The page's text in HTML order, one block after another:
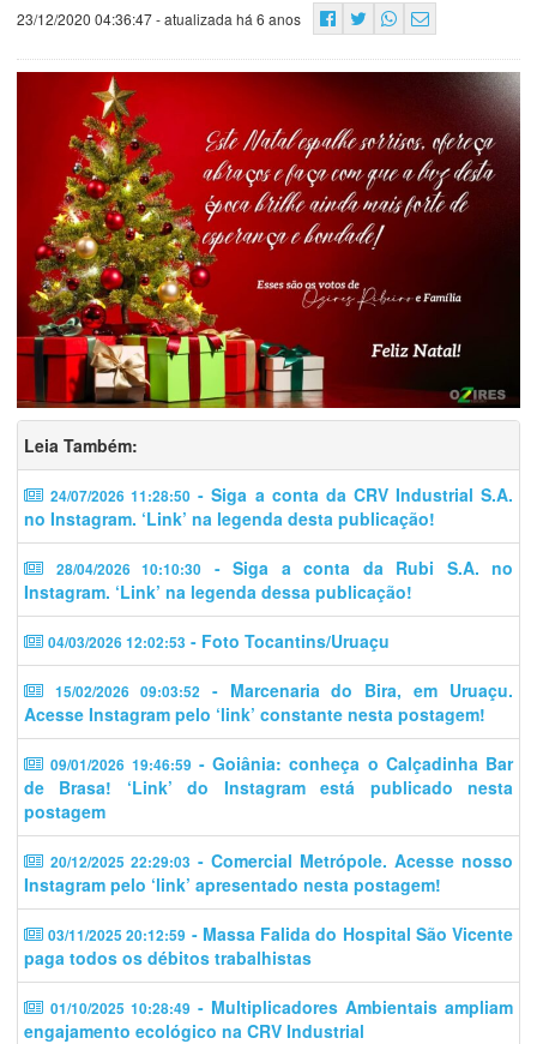
23/12/2020 04:36:47- atualizada há 6 anos
Leia Também:
24/07/2026 11:28:50 - Siga a conta da CRV Industrial S.A.
no Instagram. ‘Link’ na legenda desta publicação!
28/04/2026 10:10:30 - Siga a conta da Rubi S.A. no
Instagram. ‘Link’ na legenda dessa publicação!
04/03/2026 12:02:53 - Foto Tocantins/Uruaçu
15/02/2026 09:03:52
- Marcenaria do Bira, em Uruaçu.
Acesse Instagram pelo ‘link’ constante nesta postagem!
09/01/2026 19:46:59 - Goiânia: conheça o Calçadinha Bar
de Brasa! ‘Link’ do Instagram está publicado nesta
postagem
20/12/2025 22:29:03 - Comercial Metrópole. Acesse nosso
Instagram pelo ‘link’ apresentado nesta postagem!
03/11/2025 20:12:59 - Massa Falida do Hospital São Vicente
paga todos os débitos trabalhistas
01/10/2025 10:28:49 - Multiplicadores Ambientais ampliam
engajamento ecológico na CRV Industrial